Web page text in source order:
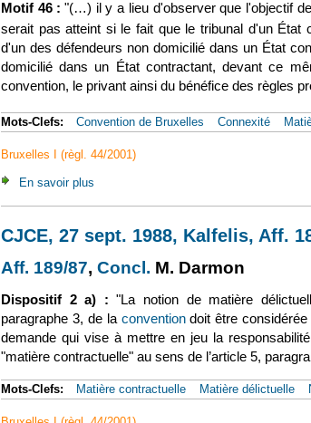
Motif 46 : "(…) il y a lieu d'observer que l'objectif
serait pas atteint si le fait que le tribunal d'un État
d'un des défendeurs non domicilié dans un État
domicilié dans un État contractant, devant ce
convention, le privant ainsi du bénéfice des règles
Mots-Clefs: Convention de Bruxelles Connexité
Bruxelles I (règl. 44/2001)
En savoir plus
CJCE, 27 sept. 1988, Kalfelis, Aff.
Aff. 189/87(le lien est externe)
, Concl. (le lien est externe)
M. Darmon
Dispositif 2 a) : "La notion de matière
paragraphe 3, de la convention(le lien est externe)
doit être considérée
demande qui vise à mettre en jeu la
"matière contractuelle" au sens de l’article 5,
Mots-Clefs: Matière contractuelle Matière délictuelle